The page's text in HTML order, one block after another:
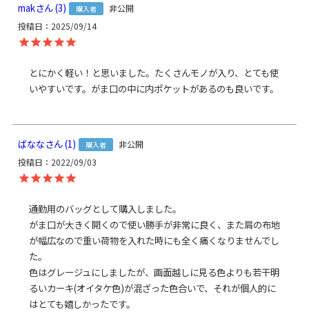
サイズ詳細
＜本体＞
外寸：高さ（ベルト含まず）37.3cm、（ベルト含む）
77cm、幅（最大）39.5cm、マチ12.3cm
内寸：高さ（ホック下まで）22cm（本体入口まで）25cm、
本体内ポケット：高さ12cm、幅（大）11cm（小）6.5cm
がま口外ポケット：高さ21cm、幅21.5cm
＜重さ＞ 390g
※商品サイズの表記はおおよその値となります。
※外寸は口金を含みます。
＜袋＞
表地：ポリエステル100％（コーデュラ®）
＜口金＞ 鉄（アンティークゴールド）
日本製（京都秀和がま口製作所）
mak 3 購入者
非公開
投稿日
2025/09/14
とにかく軽い！と思いました。たくさんモノが入り、とても使
いやすいです。がま口の中に内ポケットがあるのも良いです。
ばなな 1 購入者
非公開
投稿日
2022/09/03
通勤用のバッグとして購入しました。
がま口が大きく開くので使い勝手が非常に良く、また肩の布地
が幅広なので重い荷物を入れた時にも全く痛くなりませんでし
た。
色はグレージュにしましたが、画面越しに見る色よりも若干明
るいカーキ(オイタケ色)が混ざった色合いで、それが個人的に
はとても嬉しかったです。